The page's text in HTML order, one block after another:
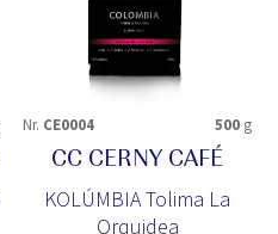
Nr. CE0004 500 g
CC CERNY CAFÉ
KOLÚMBIA Tolima La
Orquidea